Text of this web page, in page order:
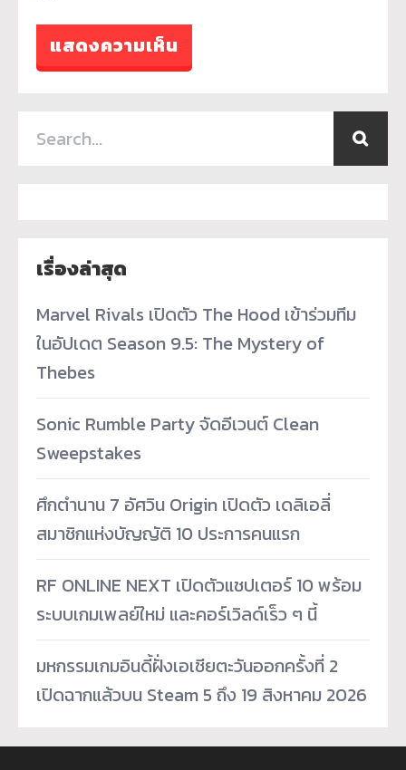
เรื่องล่าสุด
Marvel Rivals เปิดตัว The Hood เข้าร่วมทีม
ในอัปเดต Season 9.5: The Mystery of
Thebes
Sonic Rumble Party จัดอีเวนต์ Clean
Sweepstakes
ศึกตำนาน 7 อัศวิน Origin เปิดตัว เดลิเอลี่
สมาชิกแห่งบัญญัติ 10 ประการคนแรก
RF ONLINE NEXT เปิดตัวแชปเตอร์ 10 พร้อม
ระบบเกมเพลย์ใหม่ และคอร์เวิลด์เร็ว ๆ นี้
มหกรรมเกมอินดี้ฝั่งเอเชียตะวันออกครั้งที่ 2
เปิดฉากแล้วบน Steam 5 ถึง 19 สิงหาคม 2026